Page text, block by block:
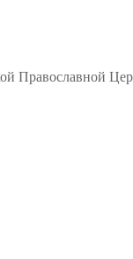
Православной